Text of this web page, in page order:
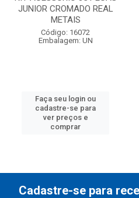
JUNIOR CROMADO REAL
METAIS
Código: 16072
Embalagem: UN
Faça seu login ou
cadastre-se para
ver preços e
comprar
Cadastre-se para